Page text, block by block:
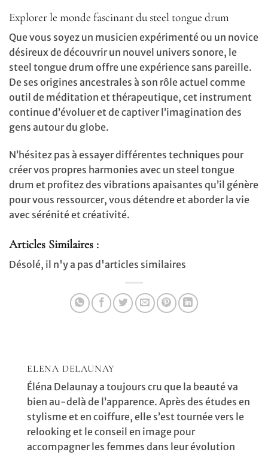
Explorer le monde fascinant du steel tongue drum
Que vous soyez un musicien expérimenté ou un novice
désireux de découvrir un nouvel univers sonore, le
steel tongue drum offre une expérience sans pareille.
De ses origines ancestrales à son rôle actuel comme
outil de méditation et thérapeutique, cet instrument
continue d’évoluer et de captiver l’imagination des
gens autour du globe.
N’hésitez pas à essayer différentes techniques pour
créer vos propres harmonies avec un steel tongue
drum et profitez des vibrations apaisantes qu’il génère
pour vous ressourcer, vous détendre et aborder la vie
avec sérénité et créativité.
Articles Similaires :
Désolé, il n'y a pas d'articles similaires
ELENA DELAUNAY
Éléna Delaunay a toujours cru que la beauté va
bien au-delà de l’apparence. Après des études en
stylisme et en coiffure, elle s’est tournée vers le
relooking et le conseil en image pour
accompagner les femmes dans leur évolution